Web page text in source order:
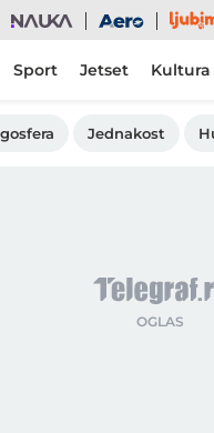
Nauka Aero
Sport Jetset Kultura
Jednakost